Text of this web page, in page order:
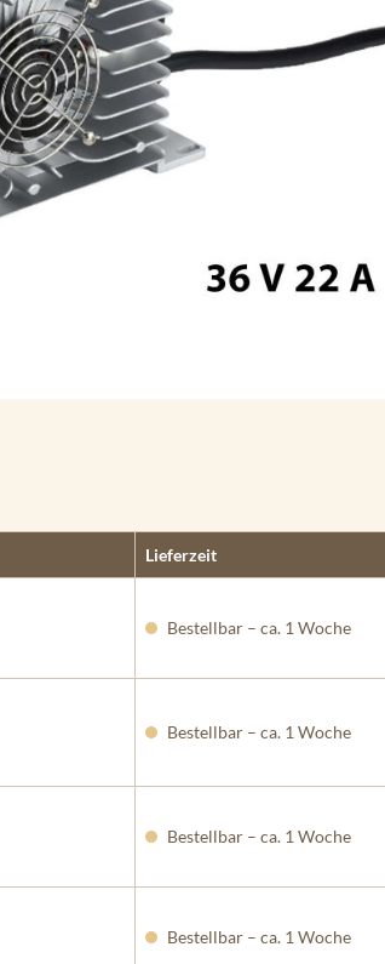
Lieferzeit
Bestellbar – ca. 1 Woche
Bestellbar – ca. 1 Woche
Bestellbar – ca. 1 Woche
Bestellbar – ca. 1 Woche